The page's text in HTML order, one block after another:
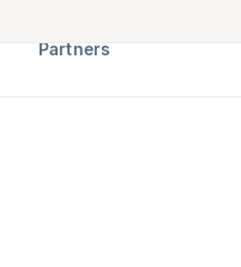
Partners